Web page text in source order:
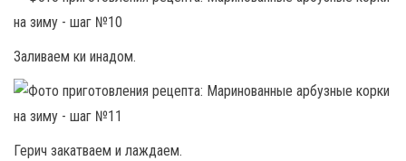
Заливаем ки инадом.
Герич закатваем и лаждаем.